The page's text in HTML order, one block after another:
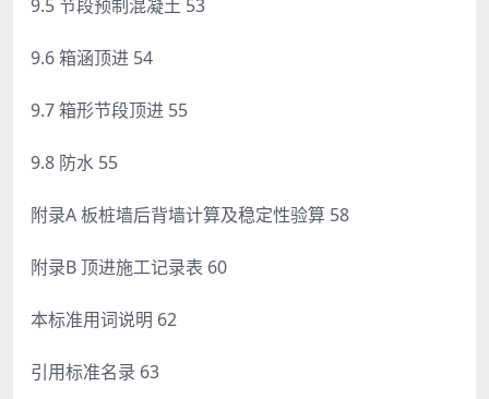
9.5 节段预制混凝土 53
9.6 箱涵顶进 54
9.7 箱形节段顶进 55
9.8 防水 55
附录A 板桩墙后背墙计算及稳定性验算 58
附录B 顶进施工记录表 60
本标准用词说明 62
引用标准名录 63